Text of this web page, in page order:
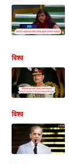
विश्व
विश्व